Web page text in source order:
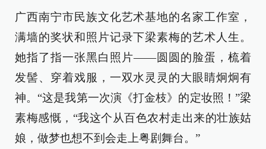
广西南宁市民族文化艺术基地的名家工作室，
满墙的奖状和照片记录下梁素梅的艺术人生。
她指了指一张黑白照片——圆圆的脸蛋，梳着
发髻、穿着戏服，一双水灵灵的大眼睛炯炯有
神。“这是我第一次演《打金枝》的定妆照！”梁
素梅感慨，“我这个从百色农村走出来的壮族姑
娘，做梦也想不到会走上粤剧舞台。”